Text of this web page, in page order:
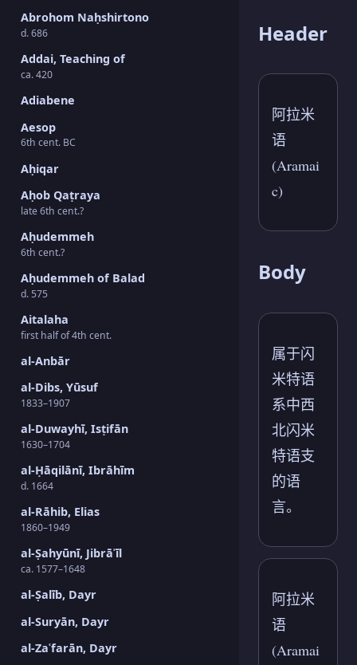
Abrohom Naḥshirtono
d. 686
Addai, Teaching of
ca. 420
Adiabene
Aesop
6th cent. BC
Aḥiqar
Aḥob Qaṭraya
late 6th cent.?
Aḥudemmeh
6th cent.?
Aḥudemmeh of Balad
d. 575
Aitalaha
first half of 4th cent.
al-Anbār
al-Dibs, Yūsuf
1833–1907
al-Duwayhī, Isṭifān
1630–1704
al-Ḥāqilānī, Ibrāhīm
d. 1664
al-Rāhib, Elias
1860–1949
al-Ṣahyūnī, Jibrāʾīl
ca. 1577–1648
al-Ṣalīb, Dayr
al-Suryān, Dayr
al-Zaʿfarān, Dayr
Header
阿拉米
语
(Aramai
c)
Body
属于闪
米特语
系中西
北闪米
特语支
的语
言。
阿拉米
语
(Aramai